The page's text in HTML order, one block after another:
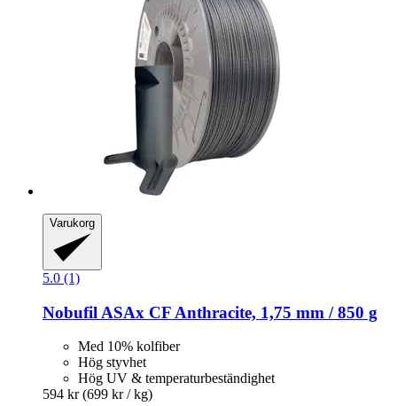
Varukorg
5.0 (1)
Nobufil ASAx CF Anthracite, 1,75 mm / 850 g
Med 10% kolfiber
Hög styvhet
Hög UV & temperaturbeständighet
594 kr (699 kr / kg)